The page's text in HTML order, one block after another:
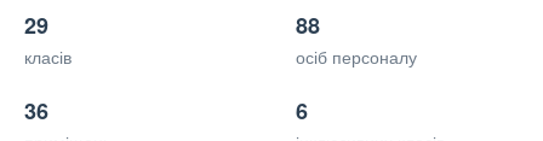
29
класів
88
осіб персоналу
36 6